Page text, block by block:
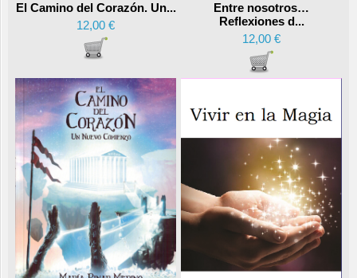
El Camino del Corazón. Un...
12,00 €
Entre nosotros…
Reflexiones d...
12,00 €